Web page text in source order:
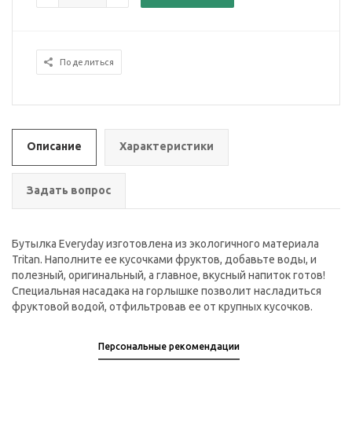
Поделиться
Описание Характеристики
Задать вопрос
Бутылка Everyday изготовлена из экологичного материала
Tritan. Наполните ее кусочками фруктов, добавьте воды, и
полезный, оригинальный, а главное, вкусный напиток готов!
Специальная насадака на горлышке позволит насладиться
фруктовой водой, отфильтровав ее от крупных кусочков.
Персональные рекомендации